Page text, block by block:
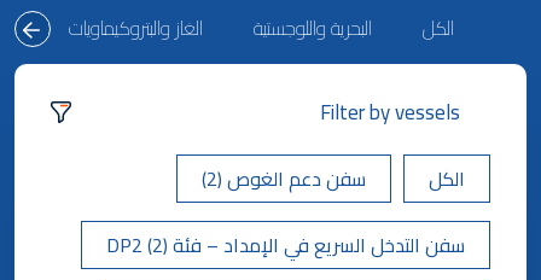
لمحة تاريخية
الإدارة التنفيذية
القيم الجوهرية
الخدمات البحرية واللوجستية
الخدمات البحرية والفنية
دعم المنصات البحرية
لمحة عامة
الكل
البحرية واللوجستية الغاز والبتروكيماويات
Filter by vessels
الكل
سفن دعم الغوص (2)
سفن التدخل السريع في الإمداد – فئة DP2 (2)